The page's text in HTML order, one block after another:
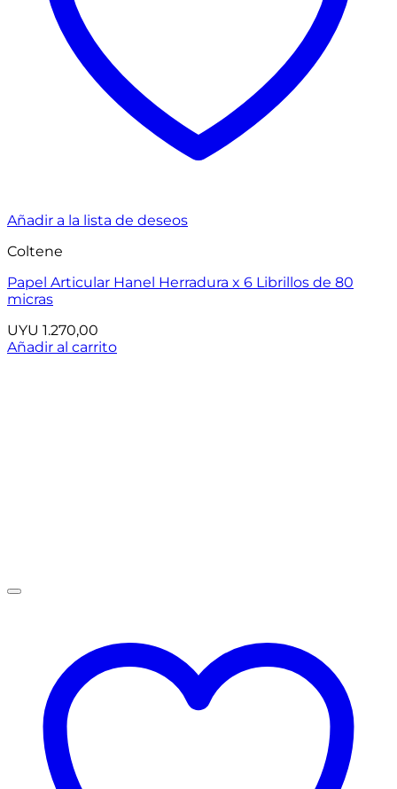
Añadir a la lista de deseos
Coltene
Papel Articular Hanel Herradura x 6 Librillos de 80
micras
UYU 1.270,00
Añadir al carrito